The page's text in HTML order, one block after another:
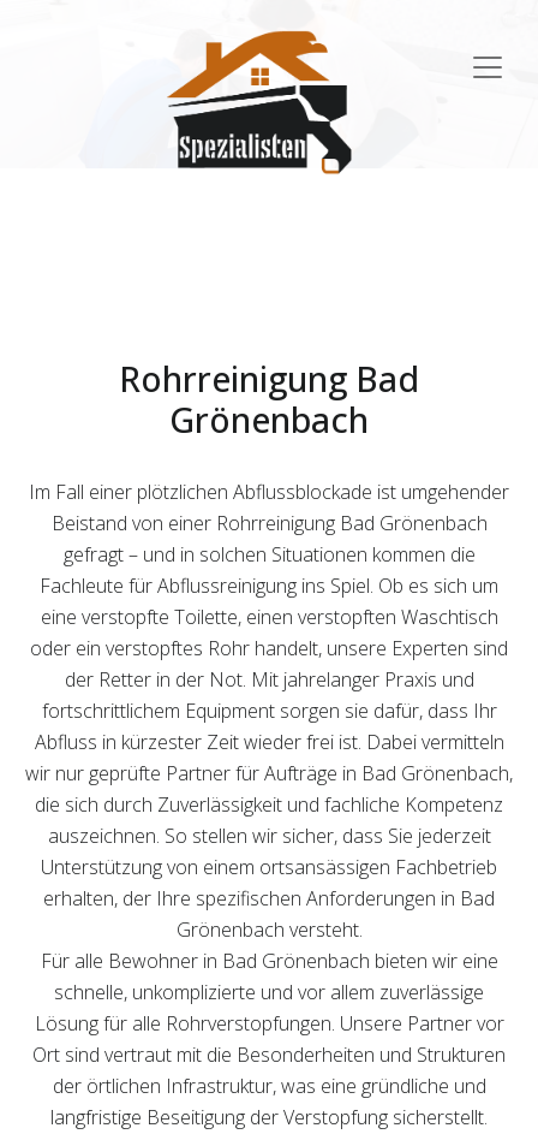
Rohrreinigung Bad
Grönenbach
Im Fall einer plötzlichen Abflussblockade ist umgehender
Beistand von einer Rohrreinigung Bad Grönenbach
gefragt – und in solchen Situationen kommen die
Fachleute für Abflussreinigung ins Spiel. Ob es sich um
eine verstopfte Toilette, einen verstopften Waschtisch
oder ein verstopftes Rohr handelt, unsere Experten sind
der Retter in der Not. Mit jahrelanger Praxis und
fortschrittlichem Equipment sorgen sie dafür, dass Ihr
Abfluss in kürzester Zeit wieder frei ist. Dabei vermitteln
wir nur geprüfte Partner für Aufträge in Bad Grönenbach,
die sich durch Zuverlässigkeit und fachliche Kompetenz
auszeichnen. So stellen wir sicher, dass Sie jederzeit
Unterstützung von einem ortsansässigen Fachbetrieb
erhalten, der Ihre spezifischen Anforderungen in Bad
Grönenbach versteht.
Für alle Bewohner in Bad Grönenbach bieten wir eine
schnelle, unkomplizierte und vor allem zuverlässige
Lösung für alle Rohrverstopfungen. Unsere Partner vor
Ort sind vertraut mit die Besonderheiten und Strukturen
der örtlichen Infrastruktur, was eine gründliche und
langfristige Beseitigung der Verstopfung sicherstellt.